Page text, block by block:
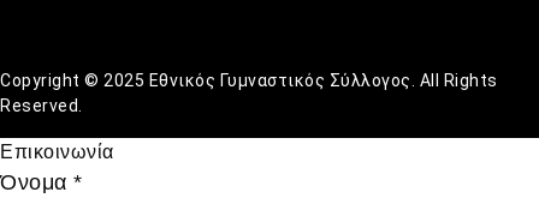
Copyright © 2025 Εθνικός Γυμναστικός Σύλλογος. All Rights
Reserved.
Επικοινωνία
Όνομα *